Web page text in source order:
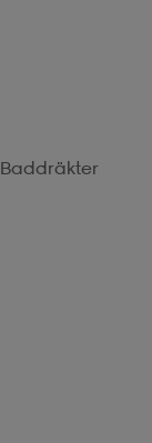
Baddräkter